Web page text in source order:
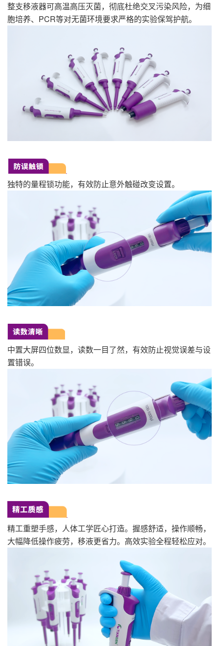
整支移液器可高温高压灭菌，彻底杜绝交叉污染风险，为细
胞培养、PCR等对无菌环境要求严格的实验保驾护航。
独特的量程锁功能，有效防止意外触碰改变设置。
中置大屏四位数显，读数一目了然，有效防止视觉误差与设
置错误。
精工重塑手感，人体工学匠心打造。握感舒适，操作顺畅，
大幅降低操作疲劳，移液更省力。高效实验全程轻松应对。